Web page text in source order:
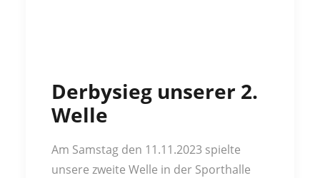
Derbysieg unserer 2.
Welle
Am Samstag den 11.11.2023 spielte
unsere zweite Welle in der Sporthalle